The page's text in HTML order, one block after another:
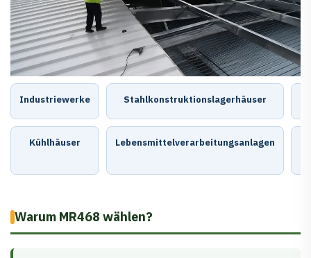
Industriewerke Stahlkonstruktionslagerhäuser
Kühlhäuser Lebensmittelverarbeitungsanlagen
Warum MR468 wählen?